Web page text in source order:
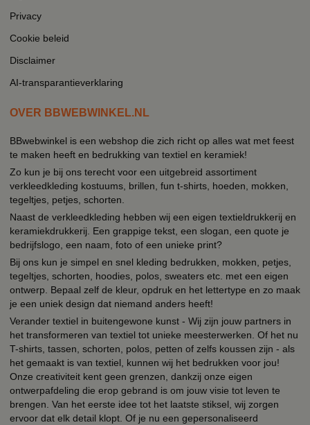
Privacy
Cookie beleid
Disclaimer
AI-transparantieverklaring
OVER BBWEBWINKEL.NL
BBwebwinkel is een webshop die zich richt op alles wat met feest
te maken heeft en bedrukking van textiel en keramiek!
Zo kun je bij ons terecht voor een uitgebreid assortiment
verkleedkleding kostuums, brillen, fun t-shirts, hoeden, mokken,
tegeltjes, petjes, schorten.
Naast de verkleedkleding hebben wij een eigen textieldrukkerij en
keramiekdrukkerij. Een grappige tekst, een slogan, een quote je
bedrijfslogo, een naam, foto of een unieke print?
Bij ons kun je simpel en snel kleding bedrukken, mokken, petjes,
tegeltjes, schorten, hoodies, polos, sweaters etc. met een eigen
ontwerp. Bepaal zelf de kleur, opdruk en het lettertype en zo maak
je een uniek design dat niemand anders heeft!
Verander textiel in buitengewone kunst - Wij zijn jouw partners in
het transformeren van textiel tot unieke meesterwerken. Of het nu
T-shirts, tassen, schorten, polos, petten of zelfs koussen zijn - als
het gemaakt is van textiel, kunnen wij het bedrukken voor jou!
Onze creativiteit kent geen grenzen, dankzij onze eigen
ontwerpafdeling die erop gebrand is om jouw visie tot leven te
brengen. Van het eerste idee tot het laatste stiksel, wij zorgen
ervoor dat elk detail klopt. Of je nu een gepersonaliseerd